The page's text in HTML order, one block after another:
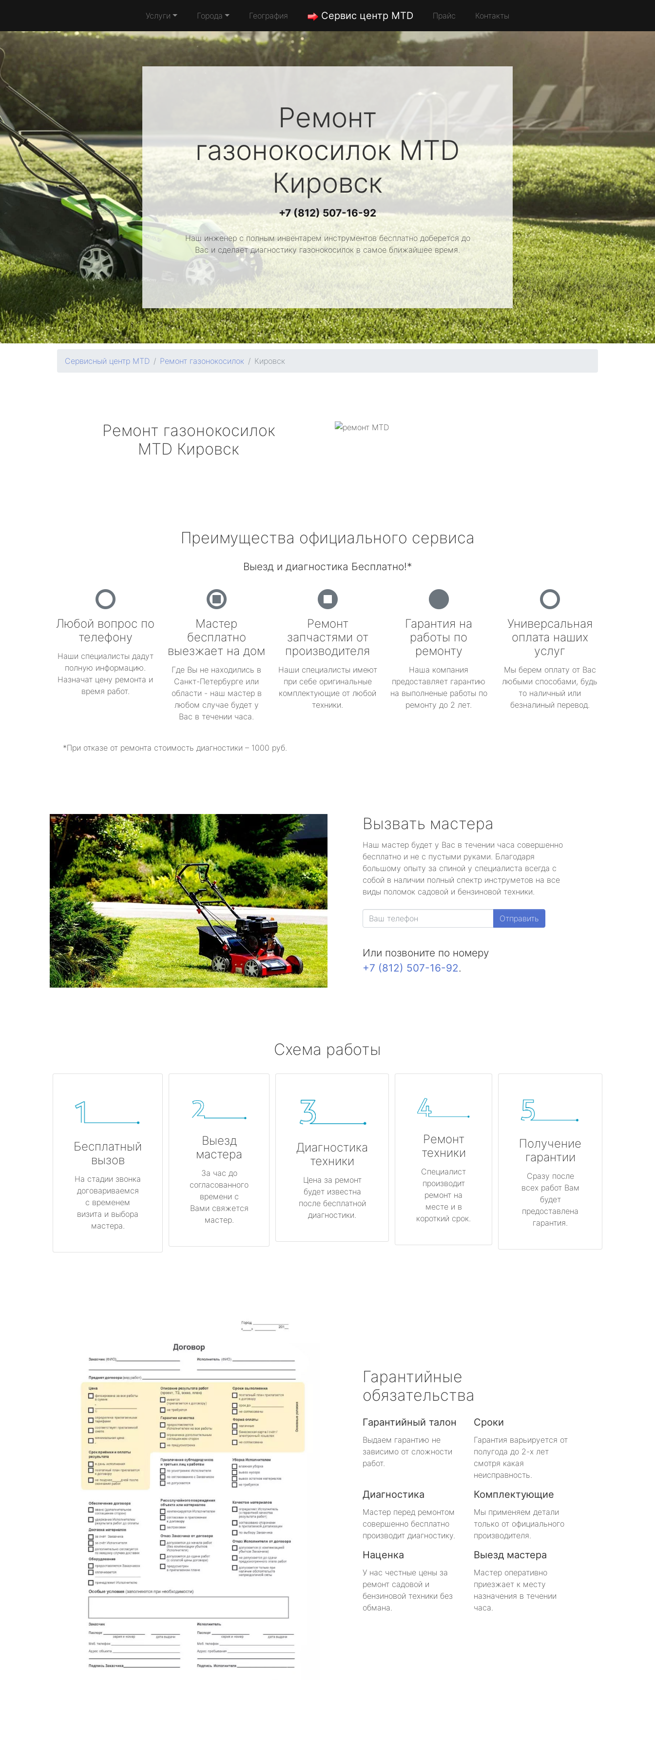
Услуги Города География Сервис центр MTD Прайс Контакты
Ремонт
газонокосилокMTD
Кировск
+7 (812) 507-16-92
Наш инженер с полным инвентарем инструментов бесплатно доберется до
Вас и сделает диагностику газонокосилок в самое ближайшее время.
Сервисный центр MTD Ремонт газонокосилок Кировск
Ремонт газонокосилок
MTD Кировск
Преимущества официального сервиса
Выезд и диагностика Бесплатно!*
Любой вопрос по
телефону
Наши специалисты дадут
полную информацию.
Назначат цену ремонта и
время работ.
Мастер
бесплатно
выезжает на дом
Где Вы не находились в
Санкт-Петербурге или
области - наш мастер в
любом случае будет у
Вас в течении часа.
Ремонт
запчастями от
производителя
Наши специалисты имеют
при себе оригинальные
комплектующие от любой
техники.
Гарантия на
работы по
ремонту
Наша компания
предоставляет гарантию
на выполненые работы по
ремонту до 2 лет.
Универсальная
оплата наших
услуг
Мы берем оплату от Вас
любыми способами, будь
то наличный или
безналиный перевод.
*При отказе от ремонта стоимость диагностики – 1000 руб.
Вызвать мастера
Наш мастер будет у Вас в течении часа совершенно
бесплатно и не с пустыми руками. Благодаря
большому опыту за спиной у специалиста всегда с
собой в наличии полный спектр инструметов на все
виды поломок садовой и бензиновой техники.
Отправить
Или позвоните по номеру
+7 (812) 507-16-92.
Схема работы
Бесплатный
вызов
На стадии звонка
договариваемся
с временем
визита и выбора
мастера.
Выезд
мастера
За час до
согласованного
времени с
Вами свяжется
мастер.
Диагностика
техники
Цена за ремонт
будет известна
после бесплатной
диагностики.
Ремонт
техники
Специалист
производит
ремонт на
месте и в
короткий срок.
Получение
гарантии
Сразу после
всех работ Вам
будет
предоставлена
гарантия.
Гарантийные
обязательства
Гарантийный талон
Выдаем гарантию не
зависимо от сложности
работ.
Сроки
Гарантия варьируется от
полугода до 2-х лет
смотря какая
неисправность.
Диагностика
Мастер перед ремонтом
совершенно бесплатно
производит диагностику.
Комплектующие
Мы применяем детали
только от официального
производителя.
Наценка
У нас честные цены за
ремонт садовой и
бензиновой техники без
обмана.
Выезд мастера
Мастер оперативно
приезжает к месту
назначения в течении
часа.